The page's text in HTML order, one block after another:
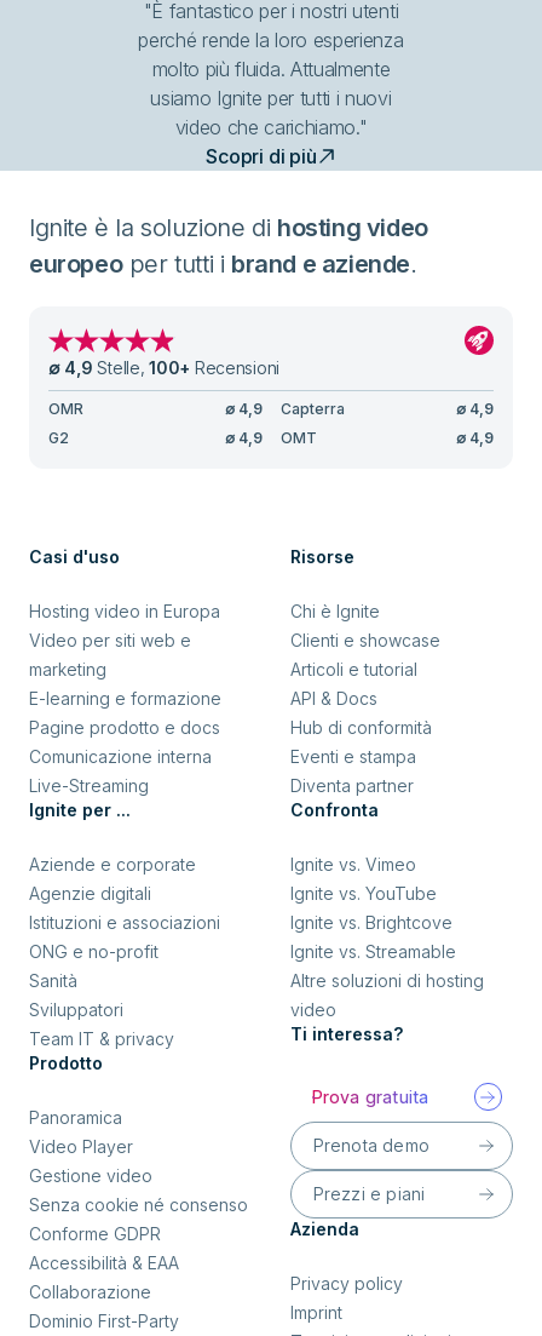
"È fantastico per i nostri utenti
perché rende la loro esperienza
molto più fluida. Attualmente
usiamo Ignite per tutti i nuovi
video che carichiamo."
Scopri di più
Ignite è la soluzione di hosting video
europeoper tutti i brand e aziende.
∅ 4,9 Stelle,100+ Recensioni
OMR ∅ 4,9 Capterra ∅ 4,9
G2
∅ 4,9 OMT ∅ 4,9
Casi d'uso
Hosting video in Europa
Video per siti web e
marketing
E-learning e formazione
Pagine prodotto e docs
Comunicazione interna
Live-Streaming
Ignite per ...
Aziende e corporate
Agenzie digitali
Istituzioni e associazioni
ONG e no-profit
Sanità
Sviluppatori
Team IT & privacy
Prodotto
Panoramica
Video Player
Gestione video
Senza cookie né consenso
Conforme GDPR
Accessibilità & EAA
Collaborazione
Dominio First-Party
Risorse
Chi è Ignite
Clienti e showcase
Articoli e tutorial
API & Docs
Hub di conformità
Eventi e stampa
Diventa partner
Confronta
Ignite vs. Vimeo
Ignite vs. YouTube
Ignite vs. Brightcove
Ignite vs. Streamable
Altre soluzioni di hosting
video
Ti interessa?
Prova gratuita
Prenota demo
Prezzi e piani
Azienda
Privacy policy
Imprint